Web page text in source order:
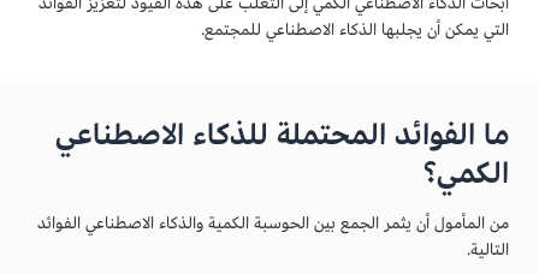
التي يمكن أن يجلبها الذكاء الاصطناعي للمجتمع.
ما الفوائد المحتملة للذكاء الاصطناعي
الكمي؟
من المأمول أن يثمر الجمع بين الحوسبة الكمية والذكاء الاصطناعي الفوائد
التالية.